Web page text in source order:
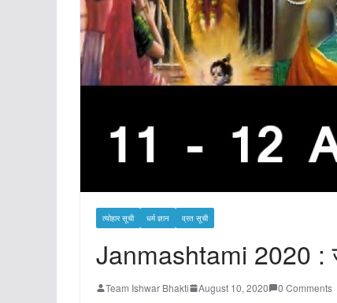
त्योहार सूची धर्म ज्ञान व्रत सूची
Janmashtami 2020 :
Team Ishwar Bhakti August 10, 2020 0 Comments